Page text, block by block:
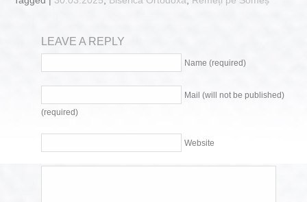
LEAVE A REPLY
Name (required)
Mail (will not be published)
(required)
Website